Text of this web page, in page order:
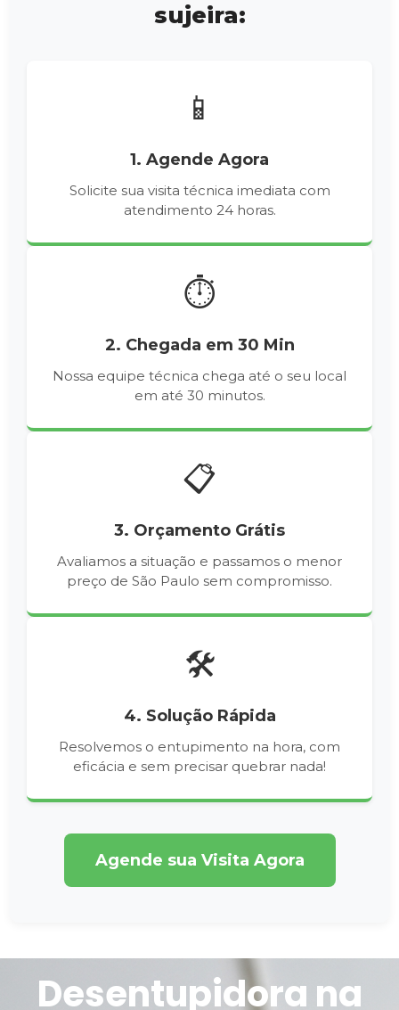
sujeira:
📱
1. Agende Agora
Solicite sua visita técnica imediata com
atendimento 24 horas.
⏱️
2. Chegada em 30 Min
Nossa equipe técnica chega até o seu local
em até 30 minutos.
📋
3. Orçamento Grátis
Avaliamos a situação e passamos o menor
preço de São Paulo sem compromisso.
🛠️
4. Solução Rápida
Resolvemos o entupimento na hora, com
eficácia e sem precisar quebrar nada!
Agende sua Visita Agora
Desentupidora na